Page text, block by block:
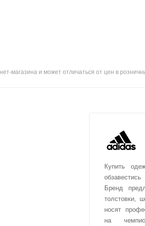
магазина и может отличаться от цен в
Купить
Бренд
толстовки,
носят
на